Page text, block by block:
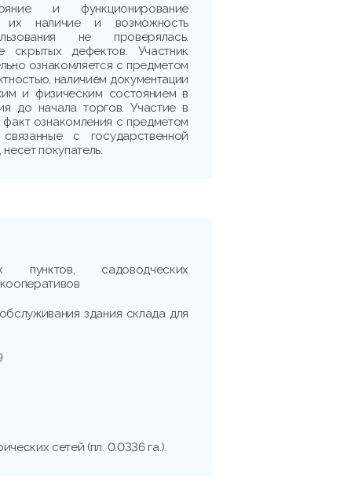
и функционирование
их наличие и возможность
не проверялась.
скрытых дефектов. Участник
ознакомляется с предметом
наличием документации
и физическим состоянием в
до начала торгов. Участие в
ознакомления с предметом
с государственной
покупатель.
пунктов, садоводческих
здания склада для
сетей (пл. 0.0336 га.).